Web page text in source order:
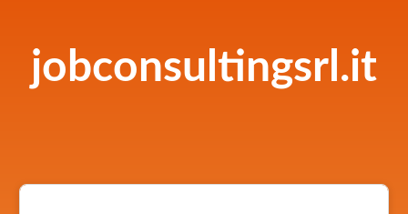
jobconsultingsrl.it